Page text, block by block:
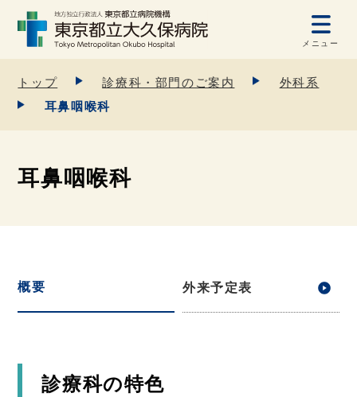
メニュー
トップ 診療科・部門のご案内
外科系
耳鼻咽喉科
耳鼻咽喉科
概要 外来予定表
診療科の特色